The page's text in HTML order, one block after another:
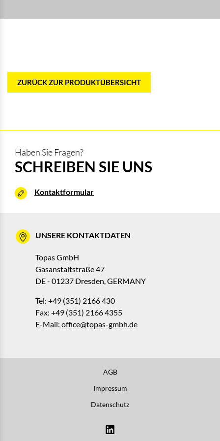
ZURÜCK ZUR PRODUKTÜBERSICHT
Haben Sie Fragen?
SCHREIBEN SIE UNS
Kontaktformular
UNSERE KONTAKTDATEN
Topas GmbH
Gasanstaltstraße 47
DE - 01237 Dresden, GERMANY
Tel: +49 (351) 2166 430
Fax: +49 (351) 2166 4355
E-Mail: office@topas-gmbh.de
AGB
Impressum
Datenschutz